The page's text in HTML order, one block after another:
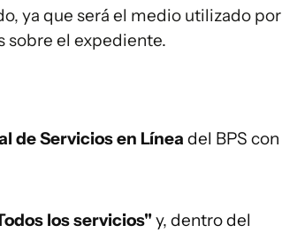
ya que será el medio utilizado por
sobre el expediente.
de Servicios en Línea del BPS con
los servicios"y, dentro del